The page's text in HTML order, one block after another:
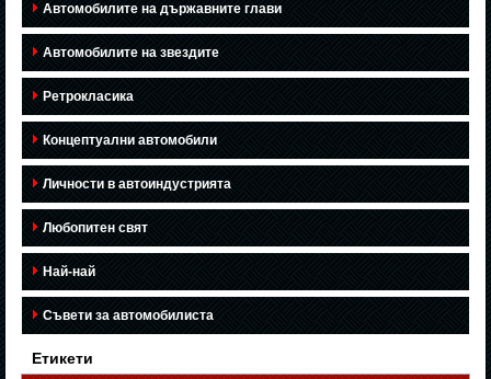
Автомобилите на държавните глави
Автомобилите на звездите
Ретрокласика
Концептуални автомобили
Личности в автоиндустрията
Любопитен свят
Най-най
Съвети за автомобилиста
Етикети